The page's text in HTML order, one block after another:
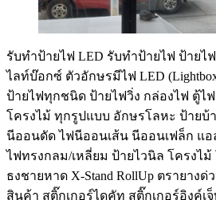
รับทําป้ายไฟ LED รับทำป้ายไฟ ป้ายไ
ไลท์บ๊อกซ์ ตัวอักษรมีไฟ LED
ป้ายไฟทุกชนิด ป้ายไฟวิ่ง กล่องไฟ ตู้ไ
โครงไม้ ทุกรูปแบบ อักษรโลหะ ป้ายบ้
นีออนดัด ไฟนีออนเส้น นีออนเฟล็ก แอ
ไฟทรงกลม/เหลี่ยม ป้ายไวนิล โครงไม้
ธงชายหาด X-Stand RollUp ตรายาง
สินค้า สติ๊กเกอร์ไดคัท สติ๊กเกอร์อิงค์